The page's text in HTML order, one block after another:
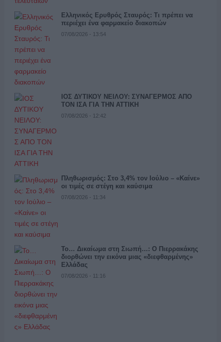
Ελληνικός Ερυθρός Σταυρός: Τι πρέπει να
περιέχει ένα φαρμακείο διακοπών
07/08/2026 - 13:54
ΙΟΣ ΔΥΤΙΚΟΥ ΝΕΙΛΟΥ: ΣΥΝΑΓΕΡΜΟΣ ΑΠΟ
ΤΟΝ ΙΣΑ ΓΙΑ ΤΗΝ ΑΤΤΙΚΗ
07/08/2026 - 12:42
Πληθωρισμός: Στο 3,4% τον Ιούλιο – «Καίνε»
οι τιμές σε στέγη και καύσιμα
07/08/2026 - 11:34
Το… Δικαίωμα στη Σιωπή…: Ο Πιερρακάκης
διορθώνει την εικόνα μιας «διεφθαρμένης»
Ελλάδας
07/08/2026 - 11:16